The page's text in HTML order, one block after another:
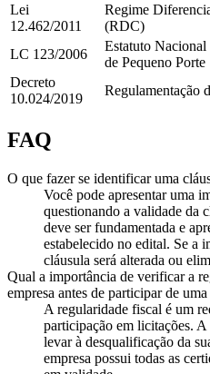
Lei
12.462/2011
Regime
(RDC)
LC 123/2006
Estatuto Nacional
de Pequeno Porte
Decreto
10.024/2019
Regulamentação
FAQ
O que fazer se identificar uma
Você pode apresentar uma
questionando a validade da
deve ser fundamentada e
estabelecido no edital. Se a
cláusula será alterada ou
Qual a importância de verificar a
empresa antes de participar de
A regularidade fiscal é um
participação em licitações.
levar à desqualificação da
empresa possui todas as